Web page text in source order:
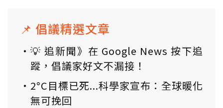
📌 倡議精選文章
💡 追新聞》在 Google News 按下追
蹤，倡議家好文不漏接！
2°C目標已死...科學家宣布：全球暖化
無可挽回